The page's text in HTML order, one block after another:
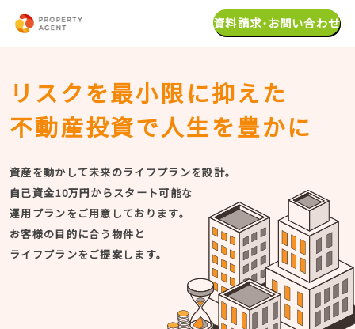
資料請求･お問い合わせ
リスクを最小限に抑えた
不動産投資で人生を豊かに
資産を動かして未来のライフプランを設計。
自己資金10万円からスタート可能な
運用プランをご用意しております。
お客様の目的に合う物件と
ライフプランをご提案します。